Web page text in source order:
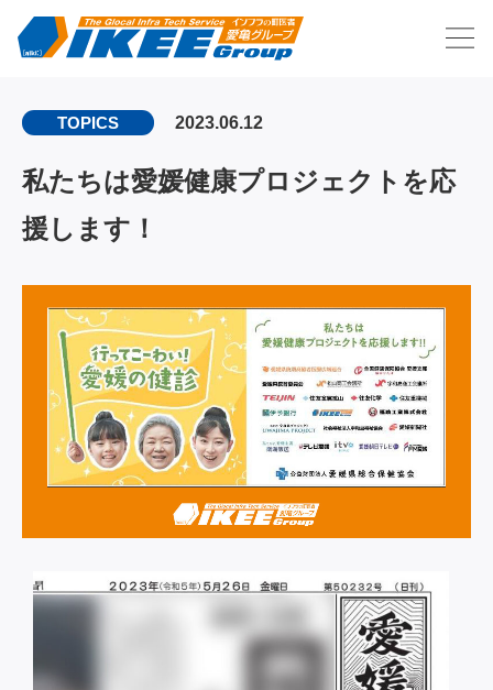
TOPICS 2023.06.12
私たちは愛媛健康プロジェクトを応
援します！